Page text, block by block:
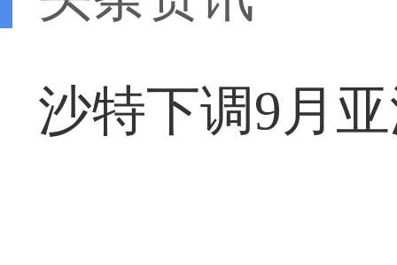
沙特下调9月